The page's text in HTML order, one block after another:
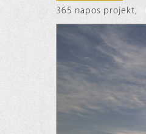
365 napos projekt,